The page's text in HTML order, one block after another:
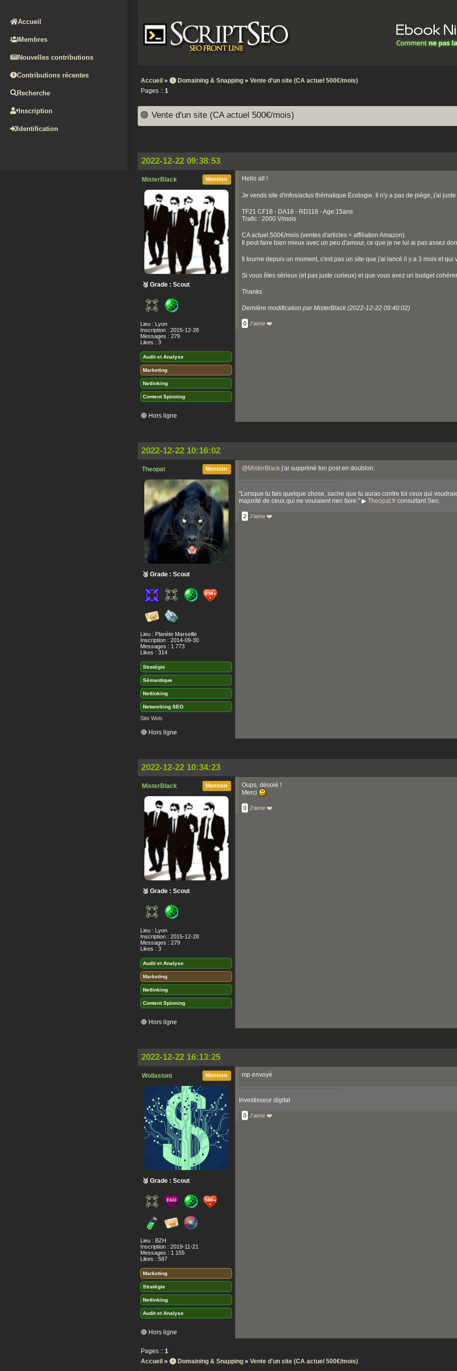
Accueil
Membres
Nouvelles contributions
Contributions récentes
Recherche
Inscription
Identification
Accueil » ⓿ Domaining & Snapping » Vente d'un site (CA actuel 500€/mois)
Pages :: 1
🟣 Vente d'un site (CA actuel 500€/mois)
2022-12-22 09:38:53
Mention
MisterBlack
🥉 Grade : Scout
Lieu : Lyon
Inscription : 2015-12-28
Messages : 279
Likes : 3
Audit et Analyse
Marketing
Netlinking
Content Spinning
Hello all !
Je vends site d'infos/actus thématique Ecologie. Il n'y a pas de piège, j'ai
TF21 CF18 - DA18 - RD118 - Age:15ans
Trafic : 2000 V/mois
CA actuel 500€/mois (ventes d'articles + affiliation Amazon).
Il peut faire bien mieux avec un peu d'amour, ce que je ne lui ai pas assez
Il tourne depuis un moment, c'est pas un site que j'ai lancé il y a 3 mois et qui
Si vous êtes sérieux (et pas juste curieux) et que vous avez un budget
Thanks
Dernière modification par MisterBlack (2022-12-22 09:40:02)
0 J'aime ❤️
🔴 Hors ligne
2022-12-22 10:16:02
Mention
Theopat
🥉 Grade : Scout
Lieu : Planète Marseille
Inscription : 2014-09-30
Messages : 1 773
Likes : 314
Stratégie
Sémantique
Netlinking
Networking SEO
Site Web
@MisterBlack j'ai supprimé ton post en doublon.
"Lorsque tu fais quelque chose, sache que tu auras contre toi ceux qui
majorité de ceux qui ne voulaient rien faire." ▶ Theopat.fr consultant Seo.
2 J'aime ❤️
🔴 Hors ligne
2022-12-22 10:34:23
Mention
MisterBlack
🥉 Grade : Scout
Lieu : Lyon
Inscription : 2015-12-28
Messages : 279
Likes : 3
Audit et Analyse
Marketing
Netlinking
Content Spinning
Oups, désolé !
Merci
0 J'aime ❤️
🔴 Hors ligne
2022-12-22 16:13:25
Mention
Wollastoni
🥉 Grade : Scout
Lieu : BZH
Inscription : 2019-11-21
Messages : 1 155
Likes : 587
Marketing
Stratégie
Netlinking
Audit et Analyse
mp envoyé
Investisseur digital
0 J'aime ❤️
🔴 Hors ligne
Pages :: 1
Accueil » ⓿ Domaining & Snapping » Vente d'un site (CA actuel 500€/mois)